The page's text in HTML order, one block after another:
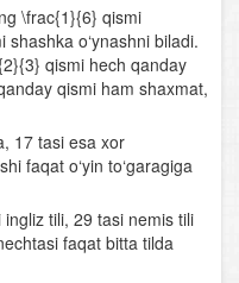
sistemasi
sistemasi
\frac{1}{6} qismi
o‘ynashni biladi.
qismi hech qanday
qismi ham shaxmat,
17 tasi esa xor
faqat o‘yin to‘garagiga
tili, 29 tasi nemis tili
faqat bitta tilda